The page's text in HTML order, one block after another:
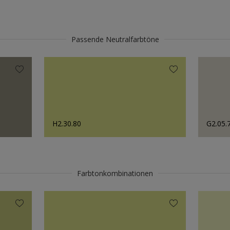
Passende Neutralfarbtöne
H2.30.80
Farbtonkombinationen